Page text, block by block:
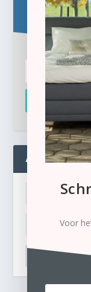
Schrijf u
ADMIN
Ik
Voor